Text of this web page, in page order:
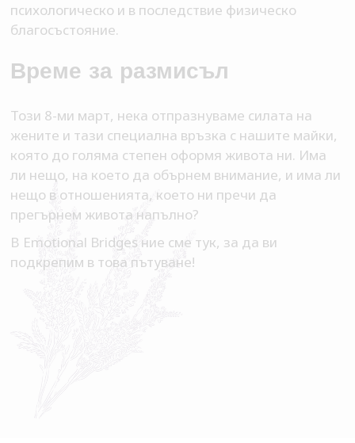
психологическо и в последствие физическо
благосъстояние.
Време за размисъл
Този 8-ми март, нека отпразнуваме силата на
жените и тази специална връзка с нашите майки,
която до голяма степен оформя живота ни. Има
ли нещо, на което да обърнем внимание, и има ли
нещо в отношенията, което ни пречи да
прегърнем живота напълно?
В Emotional Bridges ние сме тук, за да ви
подкрепим в това пътуване!